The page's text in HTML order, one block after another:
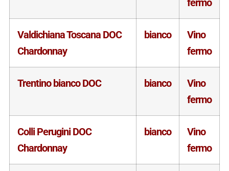
fermo
Valdichiana Toscana DOC
Chardonnay
bianco
Vino
fermo
Trentino bianco DOC bianco
Vino
fermo
Colli Perugini DOC
Chardonnay
bianco
Vino
fermo